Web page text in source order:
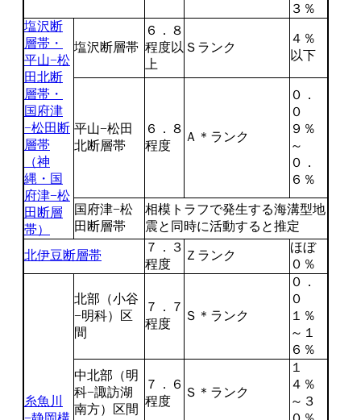
３％
塩沢断
層帯・
平山−松
田北断
層帯・
国府津
−松田断
層帯
（神
縄・国
府津−松
田断層
帯）
塩沢断層帯
６．８
程度以
上
Ｓランク
４％
以下
平山−松田
北断層帯
６．８
程度
Ａ＊ランク
０．
０
９％
～
０．
６％
国府津−松
田断層帯
相模トラフで発生する海溝型地
震と同時に活動すると推定
北伊豆断層帯
７．３
程度
Ｚランク
ほぼ
０％
糸魚川
北部（小谷
−明科）区
間
７．７
程度
Ｓ＊ランク
０．
０
１％
～１
６％
中北部（明
科−諏訪湖
南方）区間
７．６
程度
Ｓ＊ランク
１
４％
～３